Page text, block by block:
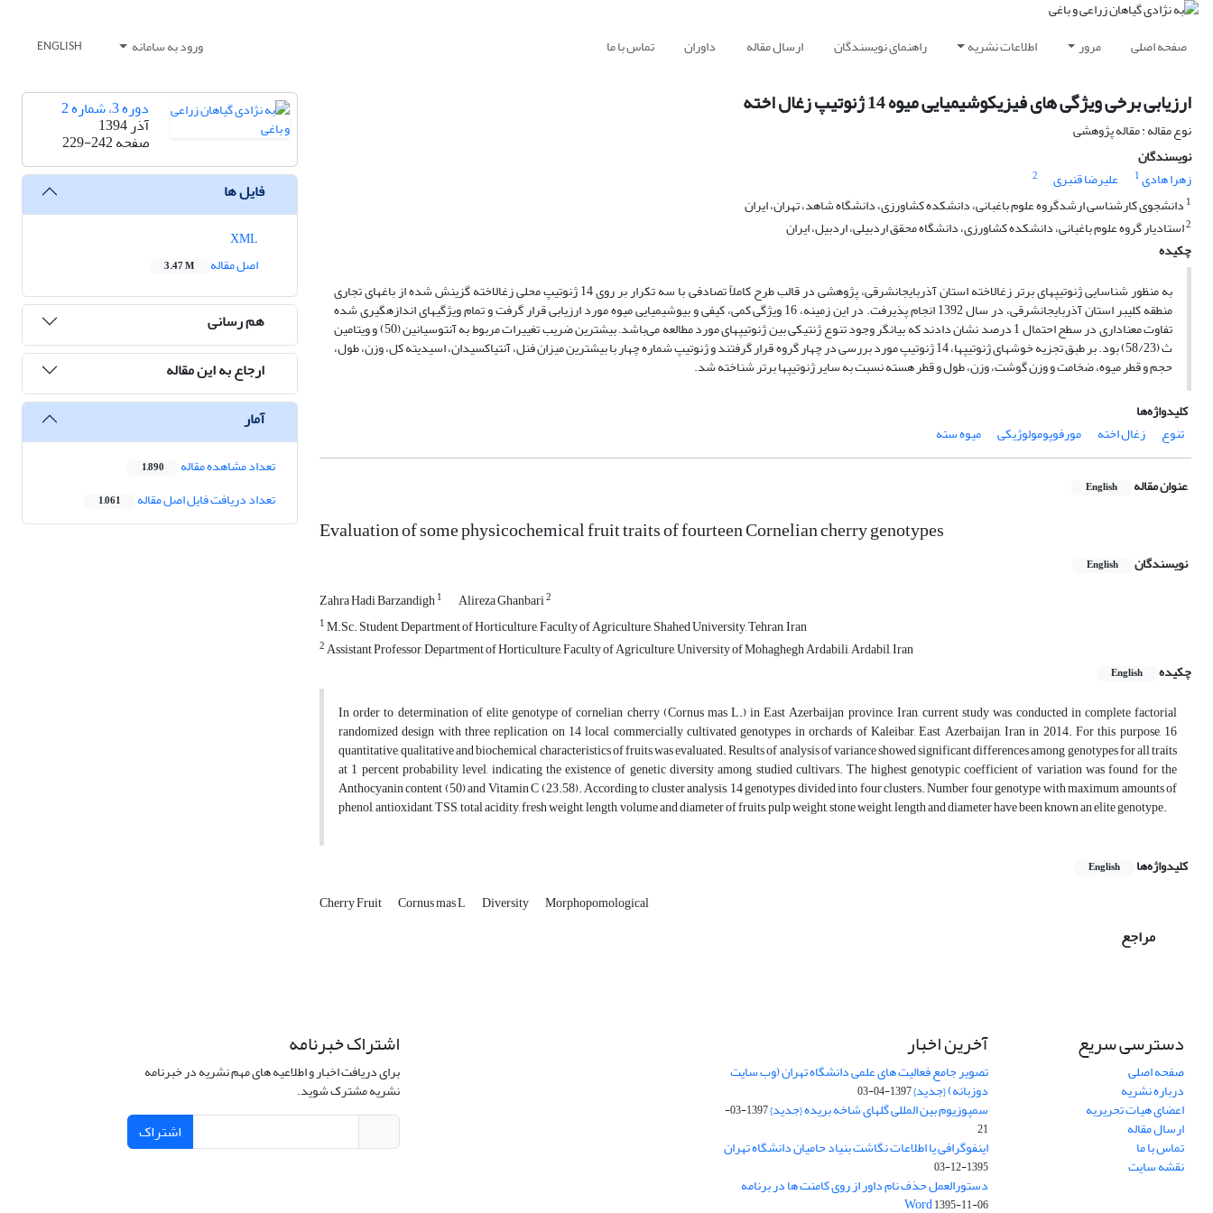
صفحه اصلی مرور اطلاعات نشریه راهنمای نویسندگان ارسال مقاله داوران تماس با ما ورود به سامانه ENGLISH
ارزیابی برخی ویژگی های فیزیکوشیمیایی میوه 14 ژنوتیپ زغال اخته
نوع مقاله : مقاله پژوهشی
نویسندگان
زهرا هادی1 علیرضا قنبری
2
1 دانشجوی کارشناسی ارشدگروه علوم باغبانی، دانشکده کشاورزی، دانشگاه شاهد، تهران، ایران
2استادیار گروه علوم باغبانی، دانشکده کشاورزی، دانشگاه محقق اردبیلی، اردبیل، ایران
چکیده
به منظور شناسایی ژنوتیپ­های برتر زغال­اخته استان آذربایجان­شرقی، پژوهشی در قالب طرح کاملاً تصادفی با سه تکرار بر روی 14 ژنوتیپ محلی زغال­اخته گزینش شده از باغ­های تجاری
منطقه کلیبر استان آذربایجان­شرقی، در سال 1392 انجام پذیرفت. در این زمینه، 16 ویژگی کمی، کیفی و بیوشیمیایی میوه مورد ارزیابی قرار گرفت و تمام ویژگی­های اندازه­گیری شده
تفاوت معناداری در سطح احتمال 1 درصد نشان دادند که بیانگر وجود تنوع ژنتیکی بین ژنوتیپ­های مورد مطالعه می‌باشد . بیشترین ضریب تغییرات مربوط به آنتوسیانین (50) و ویتامین
ث (58/23) بود. بر طبق تجزیه خوشه­ای ژنوتیپ­ها، 14 ژنوتیپ مورد بررسی در چهار گروه قرار گرفتند و ژنوتیپ شماره چهار با بیشترین میزان فنل، آنتی­اکسیدان، اسیدیته کل، وزن، طول،
حجم و قطر میوه، ضخامت و وزن گوشت، وزن، طول و قطر هسته نسبت به سایر ژنوتیپ­ها برتر شناخته شد.
کلیدواژه‌ها
تنوع
زغال اخته مورفوپومولوژیکی میوه سته
عنوان مقاله English
Evaluation of some physicochemical fruit traits of fourteen Cornelian cherry genotypes
نویسندگان English
Zahra Hadi Barzandigh1 Alireza Ghanbari2
1M.Sc. Student, Department of Horticulture, Faculty of Agriculture, Shahed University, Tehran, Iran
2Assistant Professor, Department of Horticulture, Faculty of Agriculture, University of Mohaghegh Ardabili, Ardabil, Iran
چکیده
English
In order to determination of elite genotype of cornelian cherry (Cornus mas L.) in East Azerbaijan province, Iran, current study was conducted in complete factorial
randomized design with three replication on 14 local commercially cultivated genotypes in orchards of Kaleibar, East Azerbaijan, Iran in 2014. For this purpose, 16
quantitative, qualitative and biochemical characteristics of fruits was evaluated. Results of analysis of variance showed significant differences among genotypes for all traits
at 1 percent probability level, indicating the existence of genetic diversity among studied cultivars. The highest genotypic coefficient of variation was found for the
Anthocyanin content (50) and Vitamin C (23.58). According to cluster analysis, 14 genotypes divided into four clusters. Number four genotype with maximum amounts of
phenol, antioxidant, TSS, total acidity, fresh weight, length, volume and diameter of fruits, pulp weight, stone weight, length and diameter have been known an elite genotype.
کلیدواژه‌ها English
Cherry Fruit Cornus mas L Diversity Morphopomological
مراجع
دوره 3، شماره 2
آذر 1394
صفحه229-242
فایل ها
اصل مقاله
3.47 M
هم رسانی
ارجاع به این مقاله
آمار
تعداد مشاهده مقاله 1,890
تعداد دریافت فایل اصل مقاله 1,061
دسترسی سریع
صفحه اصلی
درباره نشریه
اعضای هیات تحریریه
ارسال مقاله
تماس با ما
نقشه سایت
آخرین اخبار
تصویر جامع فعالیت های علمی دانشگاه تهران (وب سایت
دوزبانه) {جدید}1397-04-03
سمپوزیوم بین المللی گلهای شاخه بریده {جدید}
1397-03-
21
اینفوگرافی یا اطلاعات نگاشت بنیاد حامیان دانشگاه تهران
1395-12-03
دستورالعمل حذف نام داور از روی کامنت ها در برنامه
Word1395-11-06
اشتراک خبرنامه
برای دریافت اخبار و اطلاعیه های مهم نشریه در خبرنامه
نشریه مشترک شوید.
اشتراک